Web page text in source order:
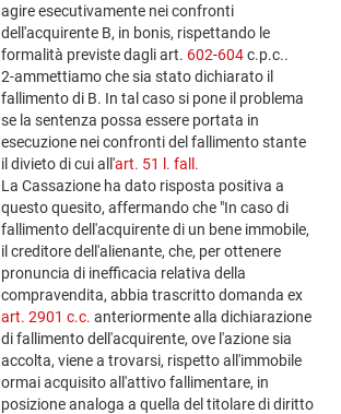
agire esecutivamente nei confronti
dell'acquirente B, in bonis, rispettando le
formalità previste dagli art. 602-604c.p.c..
2-ammettiamo che sia stato dichiarato il
fallimento di B. In tal caso si pone il problema
se la sentenza possa essere portata in
esecuzione nei confronti del fallimento stante
il divieto di cui all'art. 51 l. fall.
La Cassazione ha dato risposta positiva a
questo quesito, affermando che "In caso di
fallimento dell'acquirente di un bene immobile,
il creditore dell'alienante, che, per ottenere
pronuncia di inefficacia relativa della
compravendita, abbia trascritto domanda ex
art. 2901 c.c. anteriormente alla dichiarazione
di fallimento dell'acquirente, ove l'azione sia
accolta, viene a trovarsi, rispetto all'immobile
ormai acquisito all'attivo fallimentare, in
posizione analoga a quella del titolare di diritto